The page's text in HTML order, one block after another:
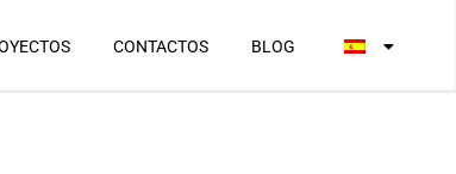
CONTACTOS BLOG